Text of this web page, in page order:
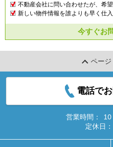
不動産会社に問い合わせたが、希望
新しい物件情報を誰よりも早く仕入
今すぐお
ペー
電話で
営業時間：
定休日：